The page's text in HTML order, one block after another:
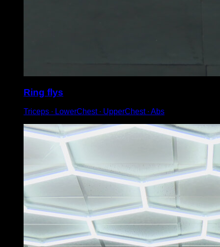
Ring flys
Triceps ∙ LowerChest ∙ UpperChest ∙ Abs